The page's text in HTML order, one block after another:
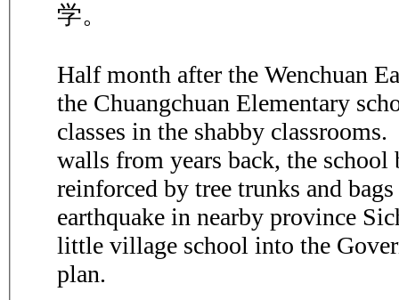
学。
Half month after the Wenchuan
the Chuangchuan Elementary
classes in the shabby
walls from years back, the school
reinforced by tree trunks and
earthquake in nearby province
little village school into the
plan.